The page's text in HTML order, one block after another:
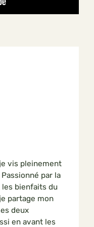
vis pleinement
par la
bienfaits du
partage mon
deux
en avant les